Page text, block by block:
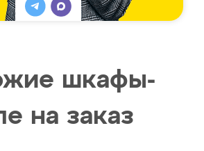
шкафы-
на заказ